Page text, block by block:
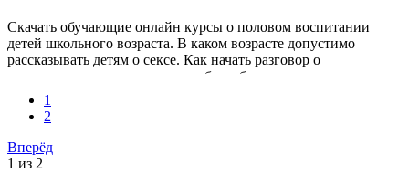
Скачать обучающие онлайн курсы о половом воспитании
детей школьного возраста. В каком возрасте допустимо
рассказывать детям о сексе. Как начать разговор о
менструации и поллюциях, чтобы ребенок не замкнулся в
себе. Что нужно знать о средствах контрацепции.
1
2
Вперёд
1 из 2